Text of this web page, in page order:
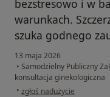
bezstresowo i w
warunkach.
szuka godnego
13 maja 2026
• Samodzielny Publiczny
konsultacja ginekologiczna
• w opinii użytkownika Kasia
zgłoś nadużycie